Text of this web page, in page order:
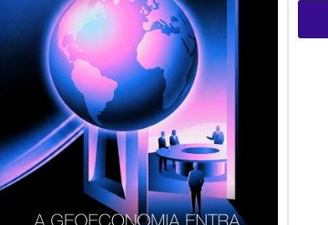
SOBRE PAULO VERAS**
e ex-CEO da 99, aplicativo de
por mês, que antes de ser comprada
Softbank, Riverwood, Tiger Global,
Membro do conselho da operadora de
de seu conselho por oito anos, além
mecatrônica pela USP e tem MBA